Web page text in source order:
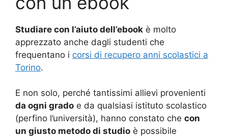
Studiare con l’aiuto dell’ebook è molto
apprezzato anche dagli studenti che
frequentano i corsi di recupero anni scolastici a
Torino.
E non solo, perché tantissimi allievi provenienti
da ogni grado e da qualsiasi istituto scolastico
(perfino l’università), hanno constato che con
un giusto metodo di studio è possibile